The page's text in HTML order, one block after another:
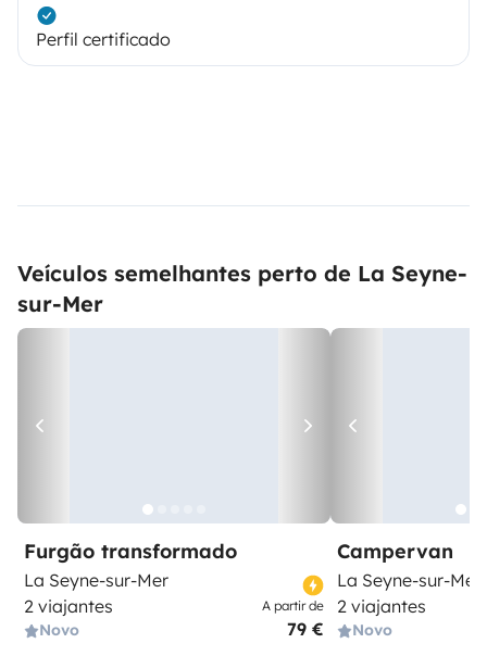
Perfil certificado
Veículos semelhantes perto de La Seyne-
sur-Mer
Furgão transformado
La Seyne-sur-Mer
2 viajantes
Novo
A partir de
79 €
Campervan
La Seyne-sur-Mer
2 viajantes
Novo